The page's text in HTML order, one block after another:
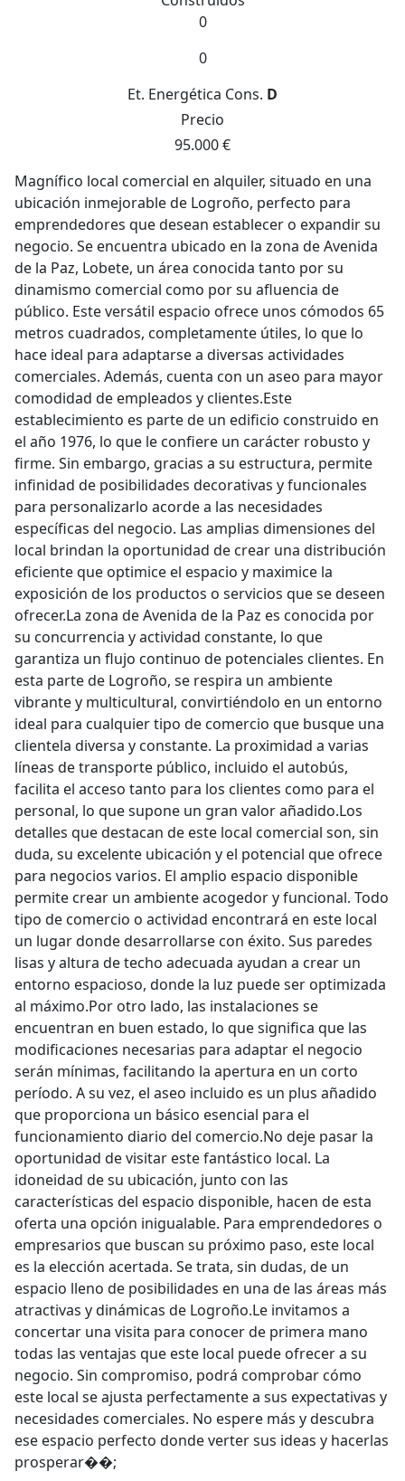
0
0
Et. Energética Cons. D
Precio
95.000 €
Magnífico local comercial en alquiler, situado en una
ubicación inmejorable de Logroño, perfecto para
emprendedores que desean establecer o expandir su
negocio. Se encuentra ubicado en la zona de Avenida
de la Paz, Lobete, un área conocida tanto por su
dinamismo comercial como por su afluencia de
público. Este versátil espacio ofrece unos cómodos 65
metros cuadrados, completamente útiles, lo que lo
hace ideal para adaptarse a diversas actividades
comerciales. Además, cuenta con un aseo para mayor
comodidad de empleados y clientes.Este
establecimiento es parte de un edificio construido en
el año 1976, lo que le confiere un carácter robusto y
firme. Sin embargo, gracias a su estructura, permite
infinidad de posibilidades decorativas y funcionales
para personalizarlo acorde a las necesidades
específicas del negocio. Las amplias dimensiones del
local brindan la oportunidad de crear una distribución
eficiente que optimice el espacio y maximice la
exposición de los productos o servicios que se deseen
ofrecer.La zona de Avenida de la Paz es conocida por
su concurrencia y actividad constante, lo que
garantiza un flujo continuo de potenciales clientes. En
esta parte de Logroño, se respira un ambiente
vibrante y multicultural, convirtiéndolo en un entorno
ideal para cualquier tipo de comercio que busque una
clientela diversa y constante. La proximidad a varias
líneas de transporte público, incluido el autobús,
facilita el acceso tanto para los clientes como para el
personal, lo que supone un gran valor añadido.Los
detalles que destacan de este local comercial son, sin
duda, su excelente ubicación y el potencial que ofrece
para negocios varios. El amplio espacio disponible
permite crear un ambiente acogedor y funcional. Todo
tipo de comercio o actividad encontrará en este local
un lugar donde desarrollarse con éxito. Sus paredes
lisas y altura de techo adecuada ayudan a crear un
entorno espacioso, donde la luz puede ser optimizada
al máximo.Por otro lado, las instalaciones se
encuentran en buen estado, lo que significa que las
modificaciones necesarias para adaptar el negocio
serán mínimas, facilitando la apertura en un corto
período. A su vez, el aseo incluido es un plus añadido
que proporciona un básico esencial para el
funcionamiento diario del comercio.No deje pasar la
oportunidad de visitar este fantástico local. La
idoneidad de su ubicación, junto con las
características del espacio disponible, hacen de esta
oferta una opción inigualable. Para emprendedores o
empresarios que buscan su próximo paso, este local
es la elección acertada. Se trata, sin dudas, de un
espacio lleno de posibilidades en una de las áreas más
atractivas y dinámicas de Logroño.Le invitamos a
concertar una visita para conocer de primera mano
todas las ventajas que este local puede ofrecer a su
negocio. Sin compromiso, podrá comprobar cómo
este local se ajusta perfectamente a sus expectativas y
necesidades comerciales. No espere más y descubra
ese espacio perfecto donde verter sus ideas y hacerlas
prosperar��;